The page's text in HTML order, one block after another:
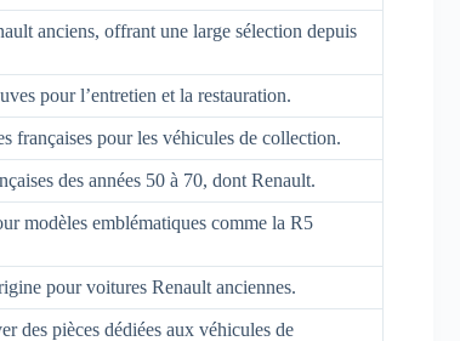
anciens, offrant une large sélection depuis
pour l’entretien et la restauration.
françaises pour les véhicules de collection.
des années 50 à 70, dont Renault.
modèles emblématiques comme la R5
pour voitures Renault anciennes.
des pièces dédiées aux véhicules de